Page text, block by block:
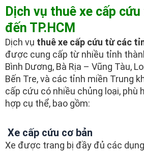
Dịch vụ thuê xe cấp
đến TP.HCM
Dịch vụ thuê xe cấp cứu từ các
được cung cấp từ nhiều tỉnh
Bình Dương, Bà Rịa – Vũng Tàu,
Bến Tre, và các tỉnh miền Trung
cấp cứu có nhiều chủng loại,
hợp cụ thể, bao gồm:
Xe cấp cứu cơ bản
Xe được trang bị đầy đủ các